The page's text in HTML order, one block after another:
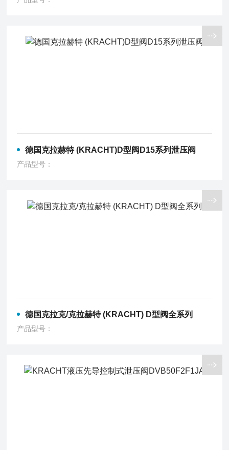
德国克拉赫特 (KRACHT)D型阀D15系列泄压阀
产品型号：
德国克拉克/克拉赫特 (KRACHT) D型阀全系列
产品型号：